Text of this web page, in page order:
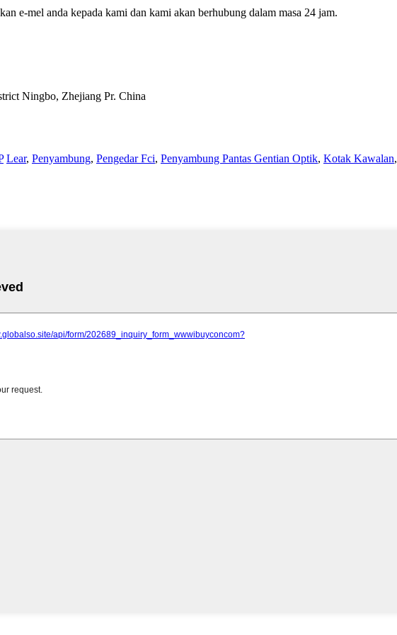
e-mel anda kepada kami dan kami akan berhubung dalam masa 24 jam.
Ningbo, Zhejiang Pr. China
Lear, Penyambung, Pengedar Fci, Penyambung Pantas Gentian Optik, Kotak Kawalan,